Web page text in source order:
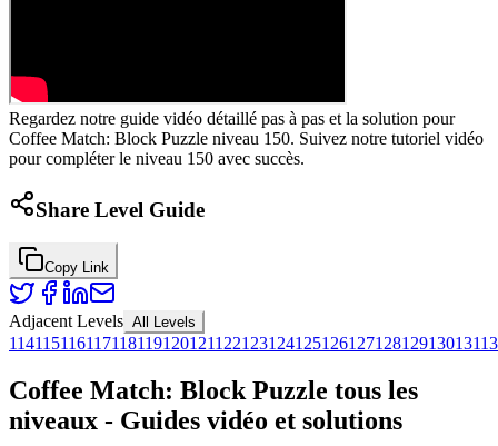
Regardez notre guide vidéo détaillé pas à pas et la solution pour
Coffee Match: Block Puzzle niveau 150. Suivez notre tutoriel vidéo
pour compléter le niveau 150 avec succès.
Share Level Guide
Copy Link
Adjacent Levels All Levels
114115116117118119120121122123124125126127128129130131
Coffee Match: Block Puzzle tous les
niveaux - Guides vidéo et solutions